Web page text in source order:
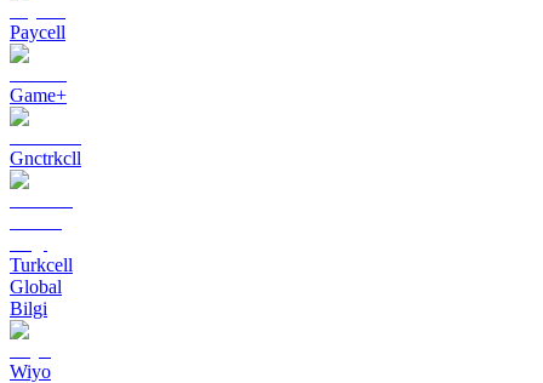
Paycell
Game+
Gnctrkcll
Turkcell
Global
Bilgi
Wiyo